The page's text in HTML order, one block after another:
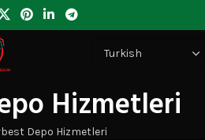
Hizmetleri
Depo Hizmetleri